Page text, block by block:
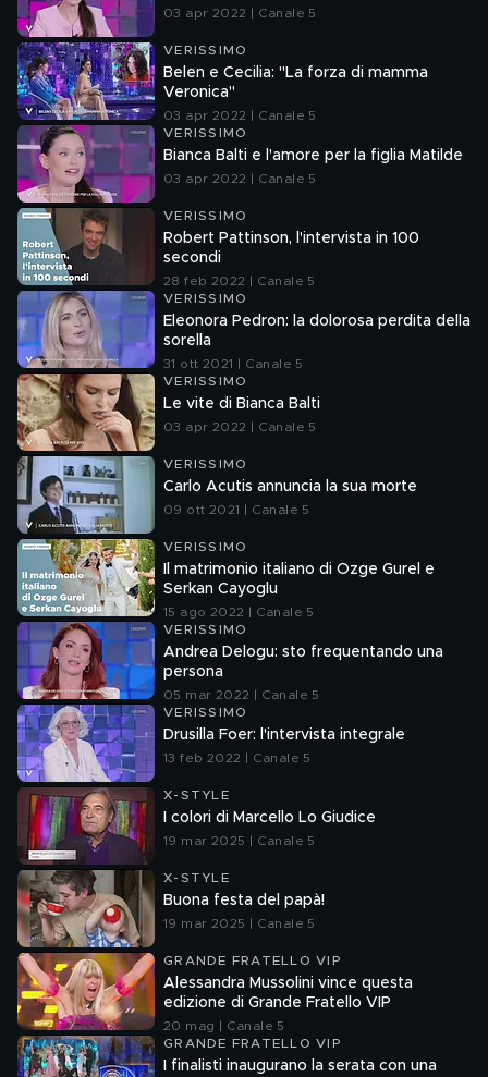
03 apr 2022 | Canale 5
VERISSIMO
Belen e Cecilia: "La forza di mamma
Veronica"
03 apr 2022 | Canale 5
VERISSIMO
Bianca Balti e l'amore per la figlia Matilde
03 apr 2022 | Canale 5
VERISSIMO
Robert Pattinson, l'intervista in 100
secondi
28 feb 2022 | Canale 5
VERISSIMO
Eleonora Pedron: la dolorosa perdita della
sorella
31 ott 2021 | Canale 5
VERISSIMO
Le vite di Bianca Balti
03 apr 2022 | Canale 5
VERISSIMO
Carlo Acutis annuncia la sua morte
09 ott 2021 | Canale 5
VERISSIMO
Il matrimonio italiano di Ozge Gurel e
Serkan Cayoglu
15 ago 2022 | Canale 5
VERISSIMO
Andrea Delogu: sto frequentando una
persona
05 mar 2022 | Canale 5
VERISSIMO
Drusilla Foer: l'intervista integrale
13 feb 2022 | Canale 5
X-STYLE
I colori di Marcello Lo Giudice
19 mar 2025 | Canale 5
X-STYLE
Buona festa del papà!
19 mar 2025 | Canale 5
GRANDE FRATELLO VIP
Alessandra Mussolini vince questa
edizione di Grande Fratello VIP
20 mag | Canale 5
GRANDE FRATELLO VIP
I finalisti inaugurano la serata con una